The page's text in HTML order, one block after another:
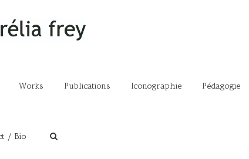
Works Publications Iconographie Pédagogie
/ Bio